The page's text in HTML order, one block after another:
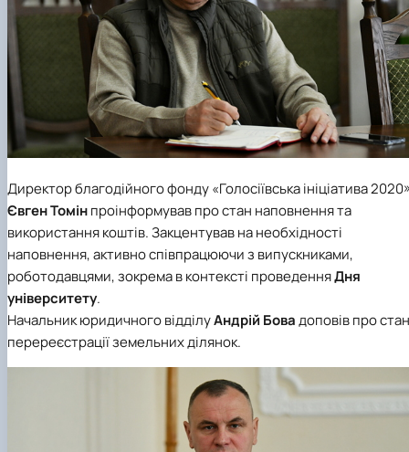
Директор благодійного фонду «Голосіївська ініціатива
Євген Томінпроінформував про стан наповнення та
використання коштів. Закцентував на необхідності
наповнення, активно співпрацюючи з випускниками,
роботодавцями, зокрема в контексті проведенняДня
університету.
Начальник юридичного відділуАндрій Бовадоповів про стан
перереєстрації земельних ділянок.